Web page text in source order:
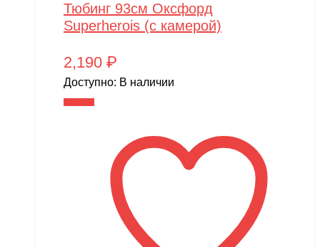
Тюбинг 93см Оксфорд
Superherois (с камерой)
2,190 ₽
Доступно: В наличии